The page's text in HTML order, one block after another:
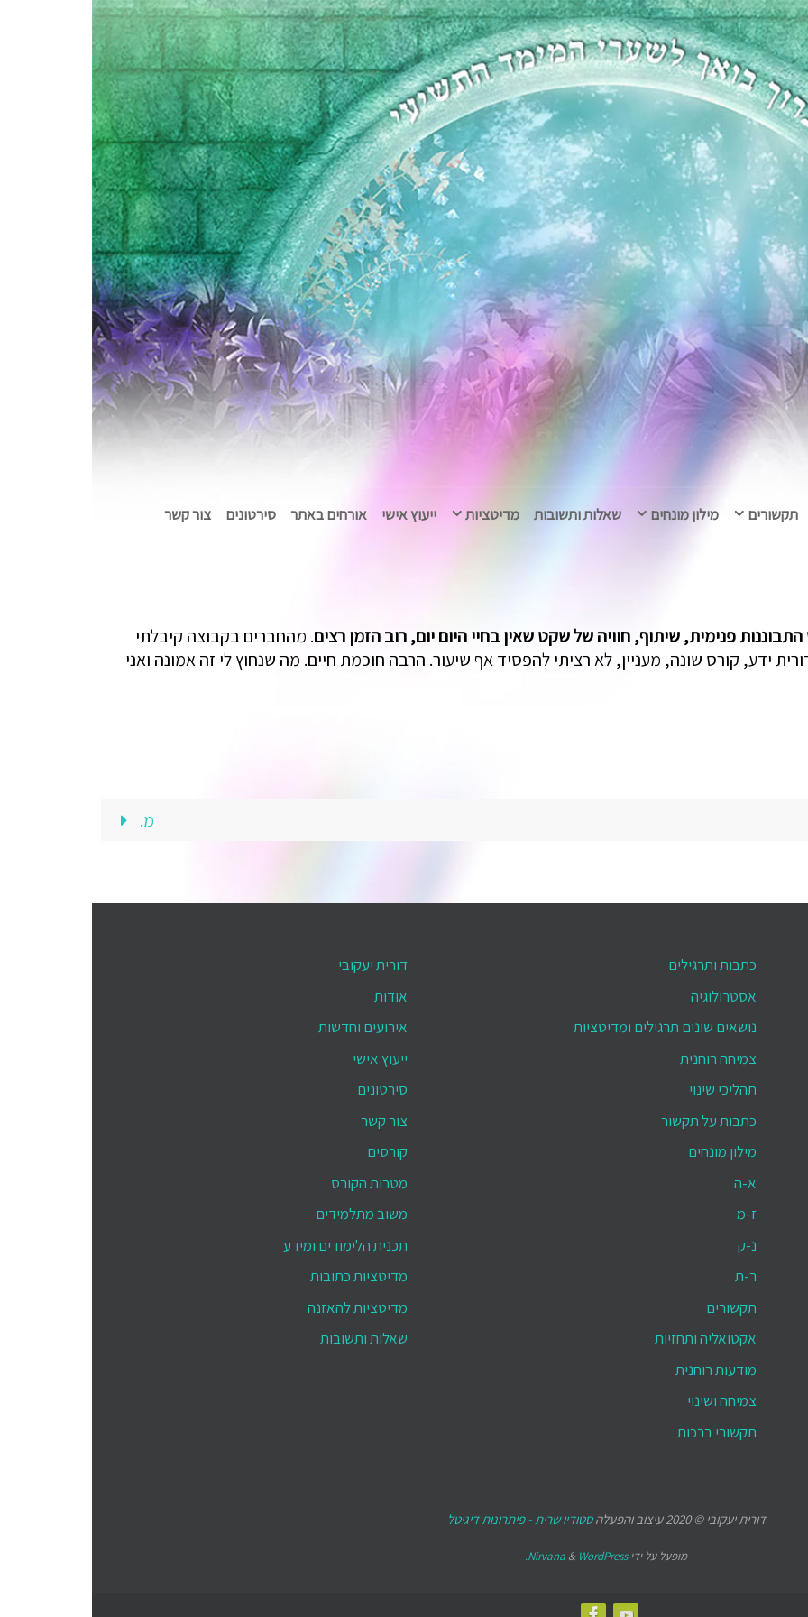
תקשורים מילון מונחים שאלות ותשובות מדיטציות ייעוץ אישי אורחים באתר סירטונים צור קשר
פנימית, שיתוף, חוויה של שקט שאין בחיי היום יום, רוב הזמן רצים. מהחברים בקבוצה קיבלתי
ידע, קורס שונה, מעניין, לא רציתי להפסיד אף שיעור. הרבה חוכמת חיים. מה שנחוץ לי זה אמונה ואני
מ.
כתבות ותרגילים
אסטרולוגיה
נושאים שונים תרגילים ומדיטציות
צמיחה רוחנית
תהליכי שינוי
כתבות על תקשור
מילון מונחים
א-ה
ז-מ
נ-ק
ר-ת
תקשורים
אקטואליה ותחזיות
מודעות רוחנית
צמיחה ושינוי
תקשורי ברכות
דורית יעקובי
אודות
אירועים וחדשות
ייעוץ אישי
סירטונים
צור קשר
קורסים
מטרות הקורס
משוב מתלמידים
תכנית הלימודים ומידע
מדיטציות כתובות
מדיטציות להאזנה
שאלות ותשובות
דורית יעקובי © 2020 עיצוב והפעלה סטודיו שרית - פיתרונות דיגיטל
מופעל על ידי Nirvana & WordPress.